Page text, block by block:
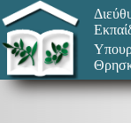
Μετάβαση
στο
περιεχόμενο